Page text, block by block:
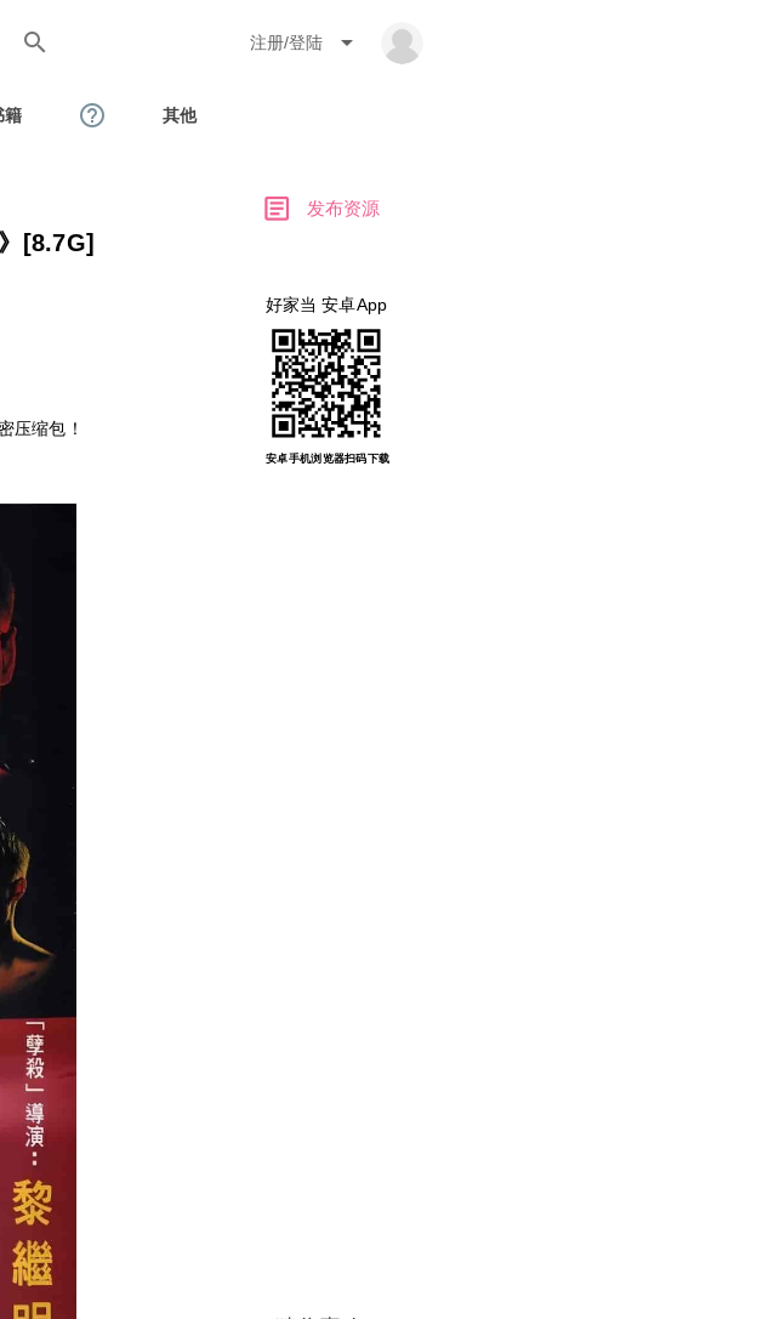
search 注册/登陆 arrow_drop_down
籍 help_outline 其他
[8.7G]
压缩包！
article 发布资源
好家当 安卓App
安卓手机浏览器扫码下载